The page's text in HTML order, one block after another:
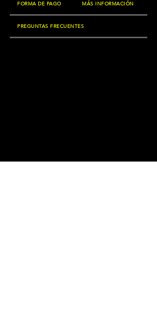
FORMA DE PAGO MÁS INFORMACIÓN
PREGUNTAS FRECUENTES